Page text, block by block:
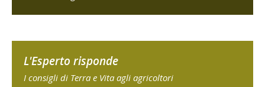
L'Esperto risponde
I consigli di Terra e Vita agli agricoltori